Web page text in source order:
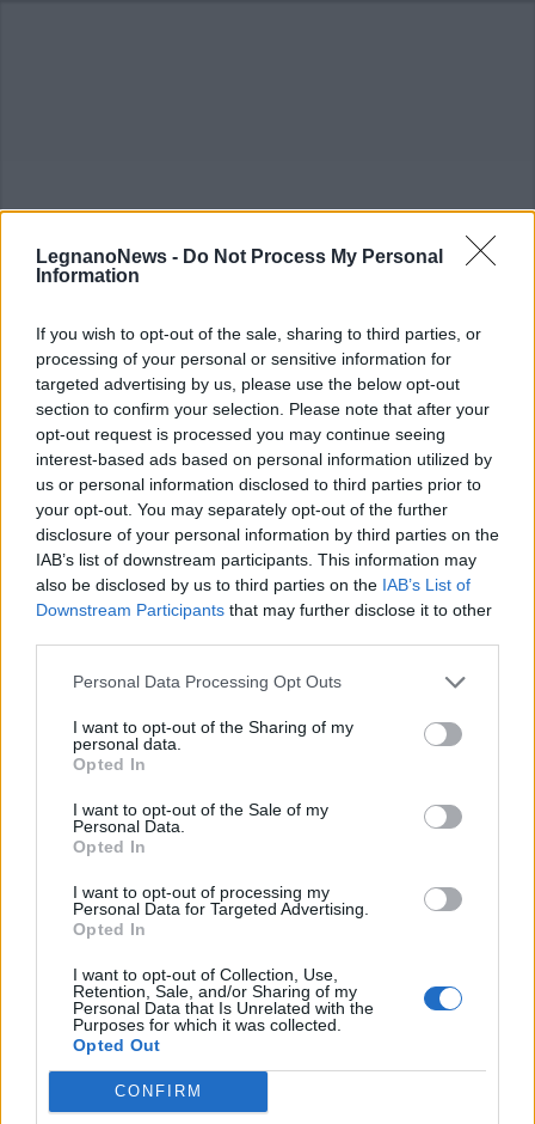
LegnanoNews - Do Not Process My Personal
Information
If you wish to opt-out of the sale, sharing to third parties, or
processing of your personal or sensitive information for
targeted advertising by us, please use the below opt-out
section to confirm your selection. Please note that after your
opt-out request is processed you may continue seeing
interest-based ads based on personal information utilized by
us or personal information disclosed to third parties prior to
your opt-out. You may separately opt-out of the further
disclosure of your personal information by third parties on the
IAB’s list of downstream participants. This information may
also be disclosed by us to third parties on the IAB’s List of
Downstream Participants that may further disclose it to other
Personal Data Processing Opt Outs
I want to opt-out of the Sharing of my
personal data.
Opted In
I want to opt-out of the Sale of my
Personal Data.
Opted In
I want to opt-out of processing my
Personal Data for Targeted Advertising.
Opted In
I want to opt-out of Collection, Use,
Retention, Sale, and/or Sharing of my
Personal Data that Is Unrelated with the
Purposes for which it was collected.
Opted Out
CONFIRM
ALTRE NOTIZIE DI RESCALDINA
Tra stelle, trekking ed
enogastronomia e notte di San
Lorenzo. Dove vedere le stelle
cadenti in Lombardia